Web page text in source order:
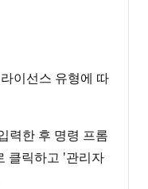
이선스 유형에 따
력한 후 명령 프롬
클릭하고 '관리자